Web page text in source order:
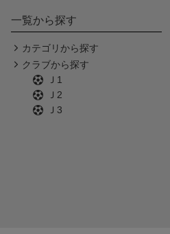
一覧から探す
カテゴリから探す
クラブから探す
Ｊ1
Ｊ2
Ｊ3